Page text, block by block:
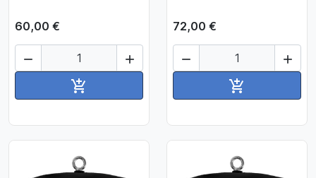
60,00 €
 

72,00 €
 
